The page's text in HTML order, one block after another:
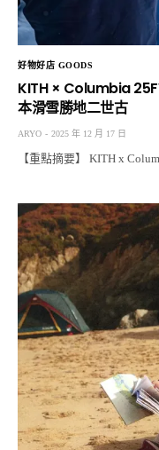
好物好店 GOODS
KITH × Columbia
本滑雪勝地二世古
ARYO 2025 年 12 月 17 日
【重點摘要】 KITH x